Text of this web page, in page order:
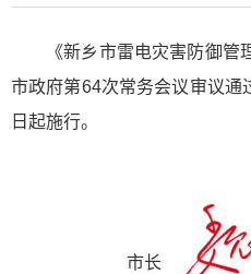
《新乡市雷电灾害防御管
市政府第64次常务会议审议通
日起施行。
市长